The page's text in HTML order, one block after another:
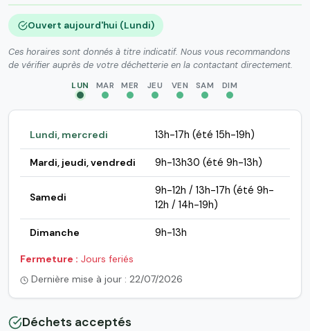
Ouvert aujourd'hui (Lundi)
Ces horaires sont donnés à titre indicatif. Nous vous recommandons
de vérifier auprès de votre déchetterie en la contactant directement.
LUN MAR MER JEU VEN SAM DIM
Lundi, mercredi 13h-17h (été 15h-19h)
Mardi, jeudi, vendredi 9h-13h30 (été 9h-13h)
Samedi
9h-12h / 13h-17h (été 9h-
12h / 14h-19h)
Dimanche 9h-13h
Fermeture : Jours feriés
Dernière mise à jour : 22/07/2026
Déchets acceptés